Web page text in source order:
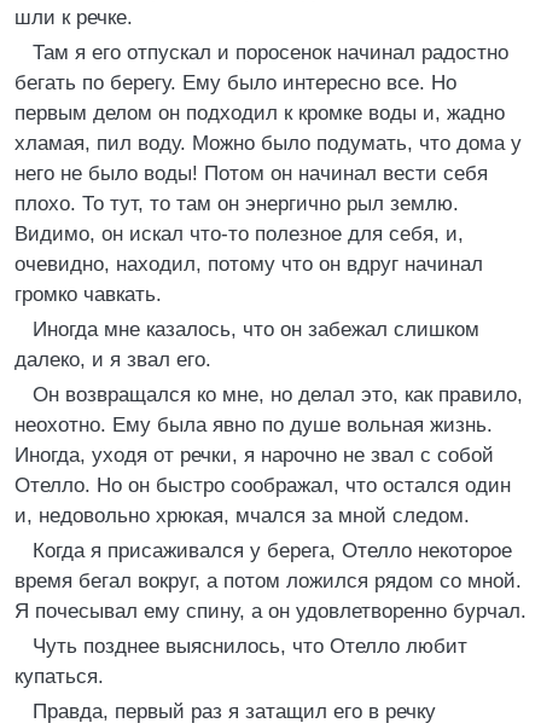
шли к речке.
Там я его отпускал и поросенок начинал радостно
бегать по берегу. Ему было интересно все. Но
первым делом он подходил к кромке воды и, жадно
хламая, пил воду. Можно было подумать, что дома у
него не было воды! Потом он начинал вести себя
плохо. То тут, то там он энергично рыл землю.
Видимо, он искал что-то полезное для себя, и,
очевидно, находил, потому что он вдруг начинал
громко чавкать.
Иногда мне казалось, что он забежал слишком
далеко, и я звал его.
Он возвращался ко мне, но делал это, как правило,
неохотно. Ему была явно по душе вольная жизнь.
Иногда, уходя от речки, я нарочно не звал с собой
Отелло. Но он быстро соображал, что остался один
и, недовольно хрюкая, мчался за мной следом.
Когда я присаживался у берега, Отелло некоторое
время бегал вокруг, а потом ложился рядом со мной.
Я почесывал ему спину, а он удовлетворенно бурчал.
Чуть позднее выяснилось, что Отелло любит
купаться.
Правда, первый раз я затащил его в речку